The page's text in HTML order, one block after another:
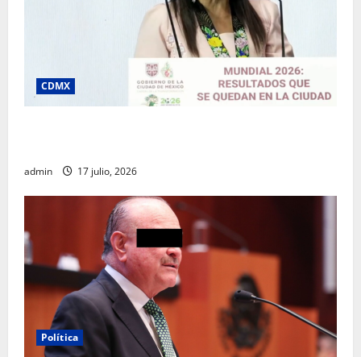
CDMX
admin 17 julio, 2026
Política